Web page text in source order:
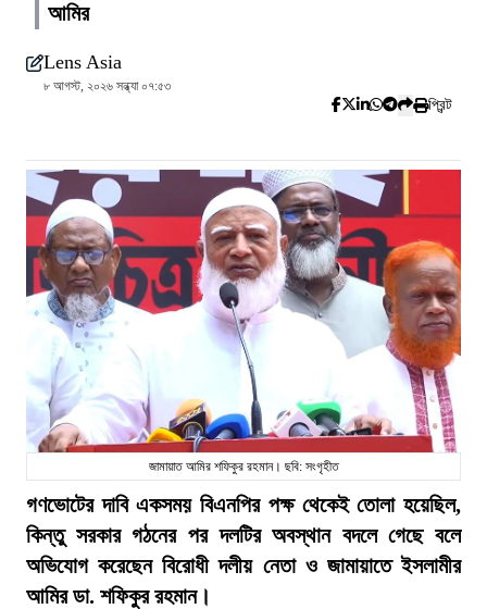
আমির
Lens Asia
৮ আগস্ট, ২০২৬ সন্ধ্যা ০৭:৫৩
প্রিন্ট
জামায়াত আমির শফিকুর রহমান। ছবি: সংগৃহীত
গণভোটের দাবি একসময় বিএনপির পক্ষ থেকেই তোলা হয়েছিল,
কিন্তু সরকার গঠনের পর দলটির অবস্থান বদলে গেছে বলে
অভিযোগ করেছেন বিরোধী দলীয় নেতা ও জামায়াতে ইসলামীর
আমির ডা. শফিকুর রহমান।